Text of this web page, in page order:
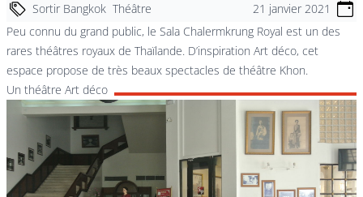
Sortir Bangkok Théâtre
21 janvier 2021
Peu connu du grand public, le Sala Chalermkrung Royal est un des
rares théâtres royaux de Thaïlande. D’inspiration Art déco, cet
espace propose de très beaux spectacles de théâtre Khon.
Un théâtre Art déco